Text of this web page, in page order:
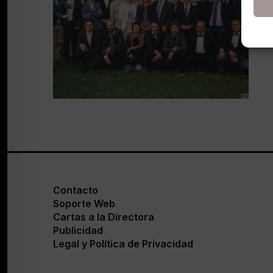
Contacto
Soporte Web
Cartas a la Directora
Publicidad
Legal y Política de Privacidad